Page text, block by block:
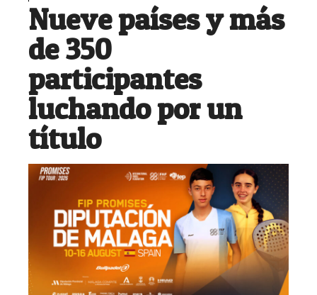
Nueve países y más
de 350
participantes
luchando por un
título